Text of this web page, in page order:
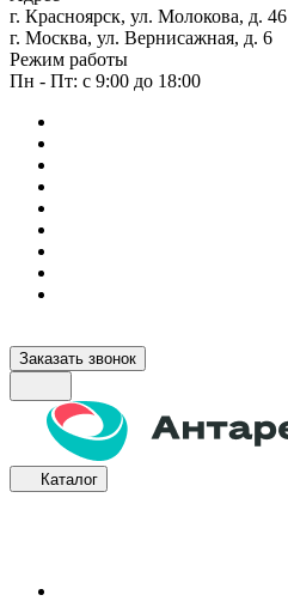
г. Красноярск, ул. Молокова, д. 46
г. Москва, ул. Вернисажная, д. 6
Режим работы
Пн - Пт: с 9:00 до 18:00
Заказать звонок
Каталог